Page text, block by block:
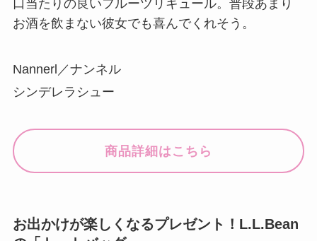
口当たりの良いフルーツリキュール。普段あまり
お酒を飲まない彼女でも喜んでくれそう。
Nannerl／ナンネル
シンデレラシュー
商品詳細はこちら
お出かけが楽しくなるプレゼント！L.L.Bean